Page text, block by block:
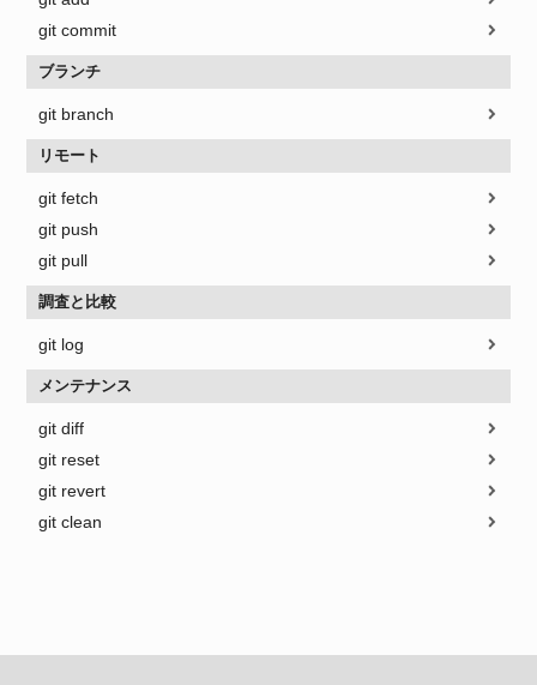
git commit
ブランチ
git branch
リモート
git fetch
git push
git pull
調査と比較
git log
メンテナンス
git diff
git reset
git revert
git clean